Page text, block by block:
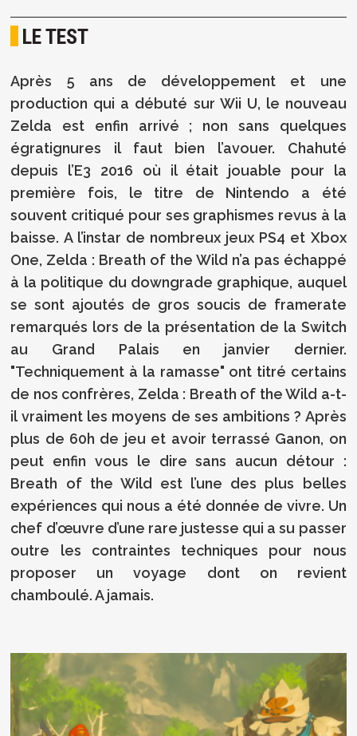
LE TEST
Après 5 ans de développement et une
production qui a débuté sur Wii U, le nouveau
Zelda est enfin arrivé ; non sans quelques
égratignures il faut bien l’avouer. Chahuté
depuis l’E3 2016 où il était jouable pour la
première fois, le titre de Nintendo a été
souvent critiqué pour ses graphismes revus à la
baisse. A l’instar de nombreux jeux PS4 et Xbox
One, Zelda : Breath of the Wild n’a pas échappé
à la politique du downgrade graphique, auquel
se sont ajoutés de gros soucis de framerate
remarqués lors de la présentation de la Switch
au Grand Palais en janvier dernier.
"Techniquement à la ramasse" ont titré certains
de nos confrères, Zelda : Breath of the Wild a-t-
il vraiment les moyens de ses ambitions ? Après
plus de 60h de jeu et avoir terrassé Ganon, on
peut enfin vous le dire sans aucun détour :
Breath of the Wild est l’une des plus belles
expériences qui nous a été donnée de vivre. Un
chef d’œuvre d’une rare justesse qui a su passer
outre les contraintes techniques pour nous
proposer un voyage dont on revient
chamboulé. A jamais.